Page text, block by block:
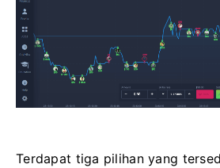
Terdapat tiga pilihan yang